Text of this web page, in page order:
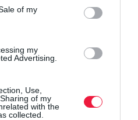
of my
my
Advertising.
Use,
of my
with the
collected.
Kft.-vel szemben. A
akciótartási gyakorlata és…